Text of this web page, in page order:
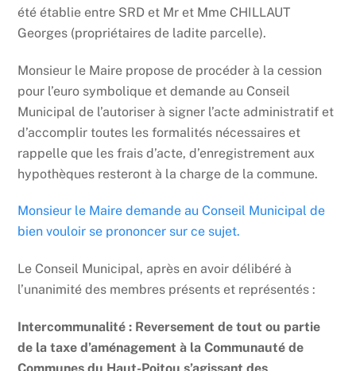
été établie entre SRD et Mr et Mme CHILLAUT
Georges (propriétaires de ladite parcelle).
Monsieur le Maire propose de procéder à la cession
pour l’euro symbolique et demande au Conseil
Municipal de l’autoriser à signer l’acte administratif et
d’accomplir toutes les formalités nécessaires et
rappelle que les frais d’acte, d’enregistrement aux
hypothèques resteront à la charge de la commune.
Monsieur le Maire demande au Conseil Municipal de
bien vouloir se prononcer sur ce sujet.
Le Conseil Municipal, après en avoir délibéré à
l’unanimité des membres présents et représentés :
Intercommunalité : Reversement de tout ou partie
de la taxe d’aménagement à la Communauté de